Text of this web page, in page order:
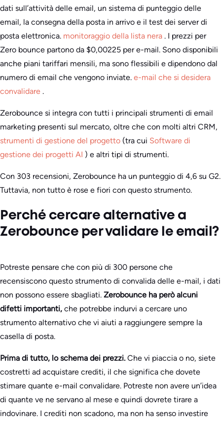
dati sull’attività delle email, un sistema di punteggio delle
email, la consegna della posta in arrivo e il test dei server di
posta elettronica. monitoraggio della lista nera . I prezzi per
Zero bounce partono da $0,00225 per e-mail. Sono disponibili
anche piani tariffari mensili, ma sono flessibili e dipendono dal
numero di email che vengono inviate. e-mail che si desidera
convalidare .
Zerobounce si integra con tutti i principali strumenti di email
marketing presenti sul mercato, oltre che con molti altri CRM,
strumenti di gestione del progetto (tra cui Software di
gestione dei progetti AI ) e altri tipi di strumenti.
Con 303 recensioni, Zerobounce ha un punteggio di 4,6 su G2.
Tuttavia, non tutto è rose e fiori con questo strumento.
Perché cercare alternative a
Zerobounce per validare le email?
Potreste pensare che con più di 300 persone che
recensiscono questo strumento di convalida delle e-mail, i dati
non possono essere sbagliati. Zerobounce ha però alcuni
difetti importanti, che potrebbe indurvi a cercare uno
strumento alternativo che vi aiuti a raggiungere sempre la
casella di posta.
Prima di tutto, lo schema dei prezzi. Che vi piaccia o no, siete
costretti ad acquistare crediti, il che significa che dovete
stimare quante e-mail convalidare. Potreste non avere un’idea
di quante ve ne servano al mese e quindi dovrete tirare a
indovinare. I crediti non scadono, ma non ha senso investire